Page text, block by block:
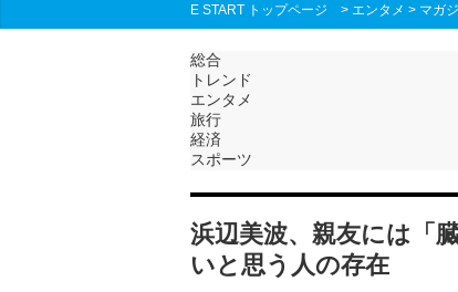
E START トップページ > エンタメ > マガ
総合
トレンド
エンタメ
旅行
経済
スポーツ
浜辺美波、親友には「
いと思う人の存在